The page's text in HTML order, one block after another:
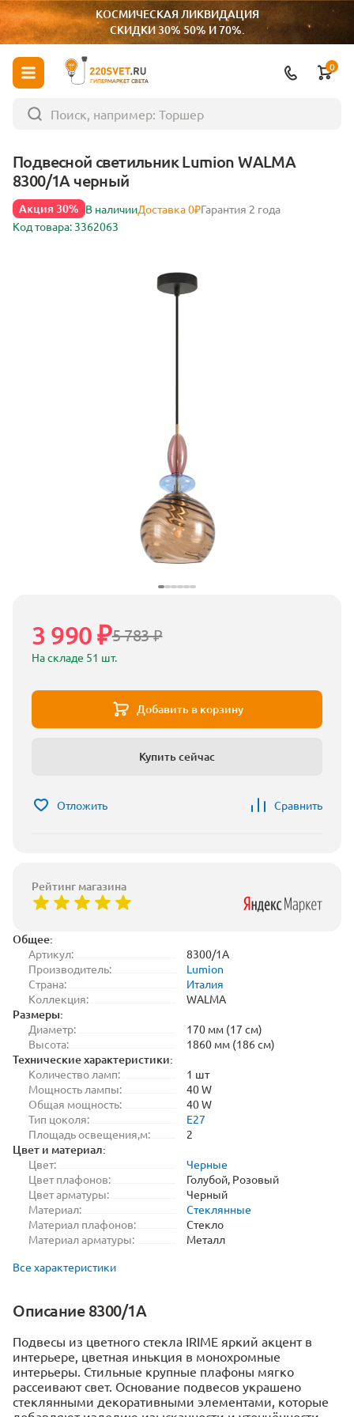
КОСМИЧЕСКАЯ ЛИКВИДАЦИЯ
СКИДКИ 30% 50% И 70%.
ГИПЕРМАРКЕТ СВЕТА
0
Подвесной светильник Lumion WALMA
8300/1A черный
Акция 30% В наличииДоставка 0₽Гарантия 2 года
Код товара: 3362063
Общее:
Артикул:
8300/1A
Производитель:
Lumion
Страна:
Италия
Коллекция:
WALMA
Размеры:
Диаметр:
170 мм (17 см)
Высота:
1860 мм (186 см)
Технические характеристики:
Количество ламп:
1 шт
Мощность лампы:
40 W
Общая мощность:
40 W
Тип цоколя:
E27
Площадь освещения,м:
2
Цвет и материал:
Цвет:
Черные
Цвет плафонов:
Голубой, Розовый
Цвет арматуры:
Черный
Материал:
Стеклянные
Материал плафонов:
Стекло
Материал арматуры:
Металл
Все характеристики
Описание 8300/1A
Подвесы из цветного стекла IRIME яркий акцент в
интерьере, цветная инькция в монохромные
интерьеры. Стильные крупные плафоны мягко
рассеивают свет. Основание подвесов украшено
стеклянными декоративными элементами, которые
5 783 ₽
3 990 ₽
На складе 51 шт.
Добавить в корзину
Купить сейчас
Отложить Сравнить
Рейтинг магазина